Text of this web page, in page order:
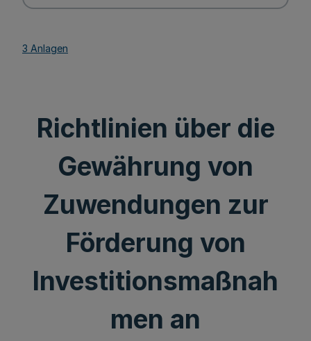
3 Anlagen
Richtlinien über die
Gewährung von
Zuwendungen zur
Förderung von
Investitionsmaßnah
men an